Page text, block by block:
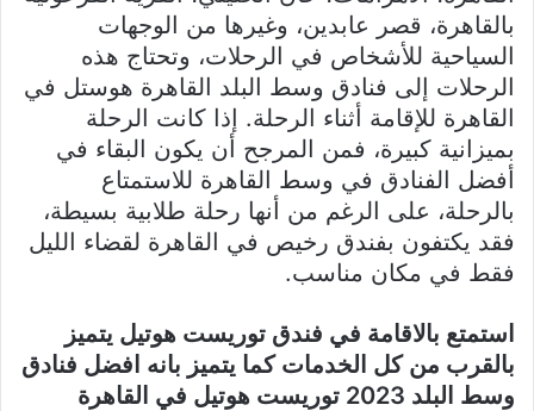
بالقاهرة، قصر عابدين، وغيرها من الوجهات
السياحية للأشخاص في الرحلات، وتحتاج هذه
الرحلات إلى فنادق وسط البلد القاهرة هوستل في
القاهرة للإقامة أثناء الرحلة. إذا كانت الرحلة
بميزانية كبيرة، فمن المرجح أن يكون البقاء في
أفضل الفنادق في وسط القاهرة للاستمتاع
بالرحلة، على الرغم من أنها رحلة طلابية بسيطة،
فقد يكتفون بفندق رخيص في القاهرة لقضاء الليل
فقط في مكان مناسب.
استمتع بالاقامة في فندق توريست هوتيل يتميز
بالقرب من كل الخدمات كما يتميز بانه افضل فنادق
وسط البلد 2023 توريست هوتيل في القاهرة